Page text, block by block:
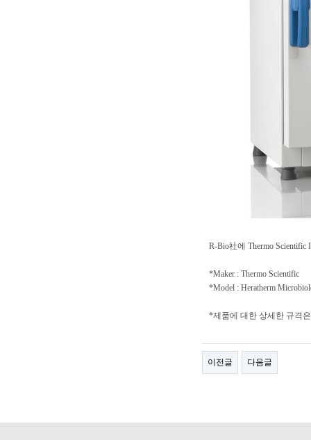
R-Bio社에 Thermo
*Maker : Thermo Scientific
*Model : Heratherm
*제품에 대한 상세한 규격
이전글 다음글